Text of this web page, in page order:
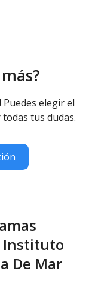
Puedes elegir el
tus dudas.
Instituto
De Mar